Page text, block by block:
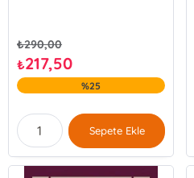
₺290,00
₺217,50
%25
Sepete Ekle